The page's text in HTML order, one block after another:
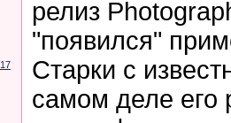
17
релиз
"появился"
Старки с
самом деле его